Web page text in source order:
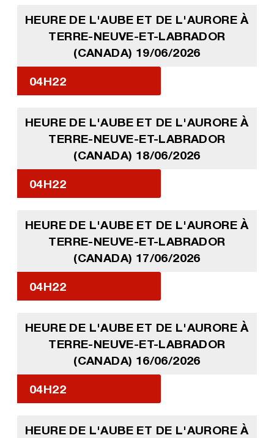
HEURE DE L'AUBE ET DE L'AURORE À
TERRE-NEUVE-ET-LABRADOR
(CANADA) 19/06/2026
04H22
HEURE DE L'AUBE ET DE L'AURORE À
TERRE-NEUVE-ET-LABRADOR
(CANADA) 18/06/2026
04H22
HEURE DE L'AUBE ET DE L'AURORE À
TERRE-NEUVE-ET-LABRADOR
(CANADA) 17/06/2026
04H22
HEURE DE L'AUBE ET DE L'AURORE À
TERRE-NEUVE-ET-LABRADOR
(CANADA) 16/06/2026
04H22
HEURE DE L'AUBE ET DE L'AURORE À